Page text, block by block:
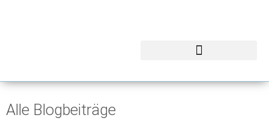
Alle Blogbeiträge